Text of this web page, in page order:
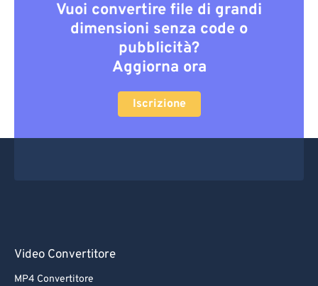
Vuoi convertire file di grandi
dimensioni senza code o
pubblicità?
Aggiorna ora
Iscrizione
Video Convertitore
MP4 Convertitore